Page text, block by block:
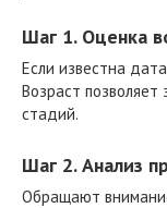
Шаг 1. Оценка
Если известна
Возраст
стадий.
Шаг 2. Анализ
Обращают